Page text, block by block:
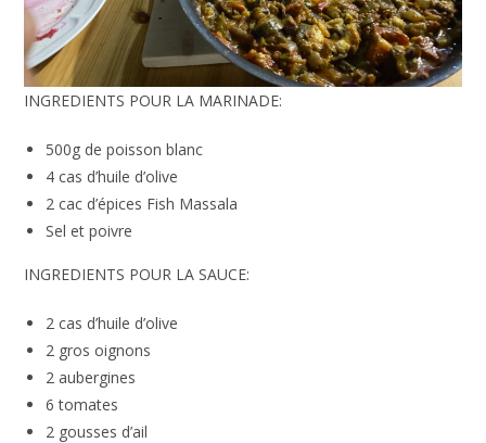
INGREDIENTS POUR LA MARINADE:
500g de poisson blanc
4 cas d’huile d’olive
2 cac d’épices Fish Massala
Sel et poivre
INGREDIENTS POUR LA SAUCE:
2 cas d’huile d’olive
2 gros oignons
2 aubergines
6 tomates
2 gousses d’ail